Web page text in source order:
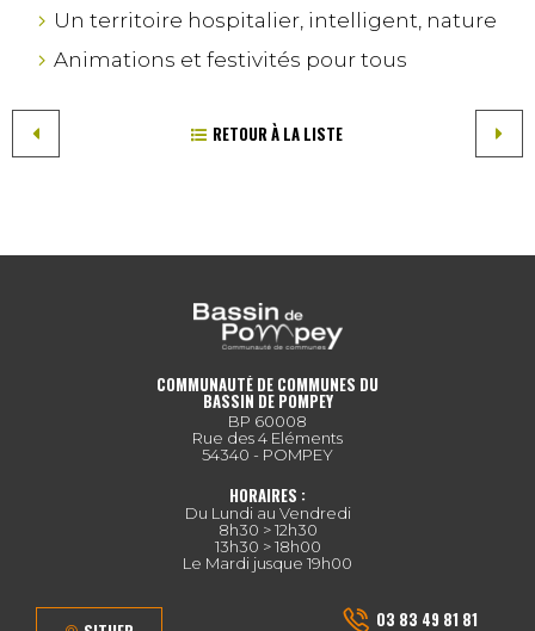
Un territoire hospitalier, intelligent, nature
Animations et festivités pour tous
RETOUR À LA LISTE
COMMUNAUTÉ DE COMMUNES DU
BASSIN DE POMPEY
BP 60008
Rue des 4 Eléments
54340 - POMPEY
HORAIRES :
Du Lundi au Vendredi
8h30 > 12h30
13h30 > 18h00
Le Mardi jusque 19h00
03 83 49 81 81